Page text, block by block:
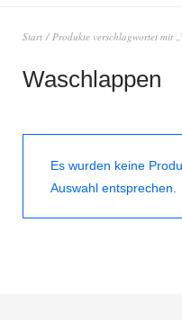
Start / Produkte verschlagwortet mit
Waschlappen
Es wurden keine
Auswahl entsprechen.